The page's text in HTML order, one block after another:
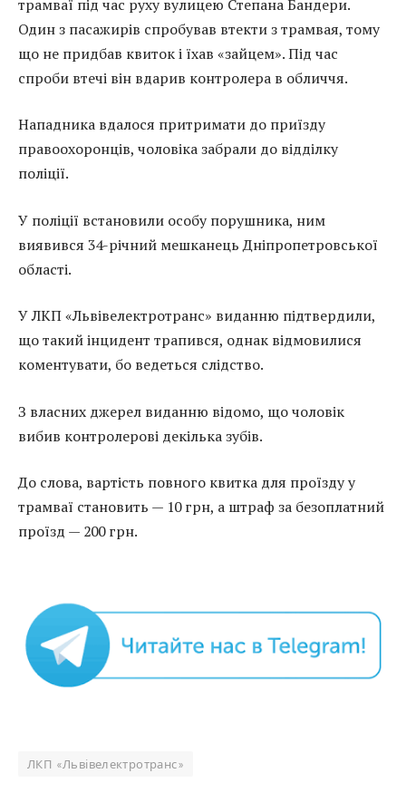
трамваї під час руху вулицею Степана Бандери.
Один з пасажирів спробував втекти з трамвая, тому
що не придбав квиток і їхав «зайцем». Під час
спроби втечі він вдарив контролера в обличчя.
Нападника вдалося притримати до приїзду
правоохоронців, чоловіка забрали до відділку
поліції.
У поліції встановили особу порушника, ним
виявився 34-річний мешканець Дніпропетровської
області.
У ЛКП «Львівелектротранс» виданню підтвердили,
що такий інцидент трапився, однак відмовилися
коментувати, бо ведеться слідство.
З власних джерел виданню відомо, що чоловік
вибив контролерові декілька зубів.
До слова, вартість повного квитка для проїзду у
трамваї становить — 10 грн, а штраф за безоплатний
проїзд — 200 грн.
ЛКП «Львівелектротранс»